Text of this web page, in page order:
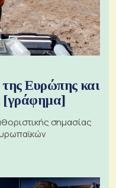
Ευρώπης και
[γράφημα]
σημασίας